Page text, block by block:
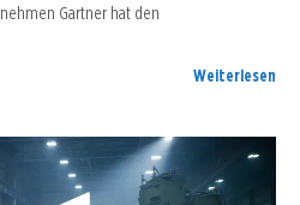
Gartner hat den
Weiterlesen